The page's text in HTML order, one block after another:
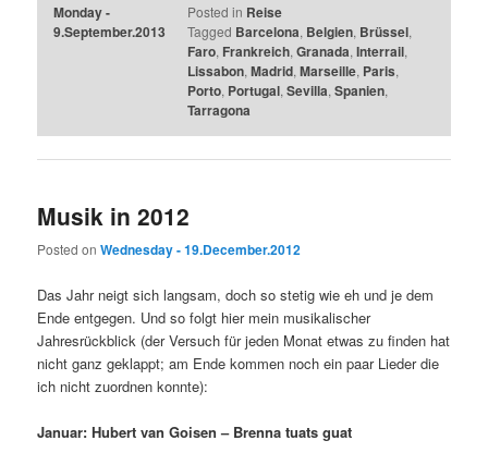
Monday -
9.September.2013
Posted in Reise
Tagged Barcelona, Belgien, Brüssel,
Faro, Frankreich, Granada, Interrail,
Lissabon, Madrid, Marseille, Paris,
Porto, Portugal, Sevilla, Spanien,
Tarragona
Musik in 2012
Posted onWednesday - 19.December.2012
Das Jahr neigt sich langsam, doch so stetig wie eh und je dem
Ende entgegen. Und so folgt hier mein musikalischer
Jahresrückblick (der Versuch für jeden Monat etwas zu finden hat
nicht ganz geklappt; am Ende kommen noch ein paar Lieder die
ich nicht zuordnen konnte):
Januar: Hubert van Goisen – Brenna tuats guat